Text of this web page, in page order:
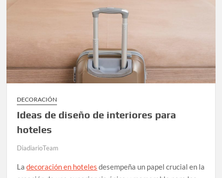
DECORACIÓN
Ideas de diseño de interiores para
hoteles
DiadiarioTeam
Ladecoración en hoteles desempeña un papel crucial en la